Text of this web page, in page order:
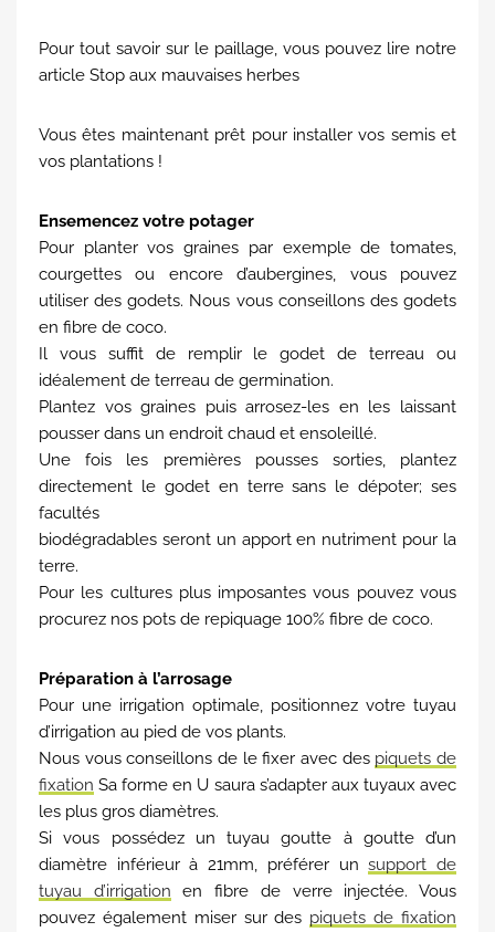
Pour tout savoir sur le paillage, vous pouvez lire notre
article Stop aux mauvaises herbes
Vous êtes maintenant prêt pour installer vos semis et
vos plantations !
Ensemencez votre potager
Pour planter vos graines par exemple de tomates,
courgettes ou encore d’aubergines, vous pouvez
utiliser des godets. Nous vous conseillons des godets
en fibre de coco.
Il vous suffit de remplir le godet de terreau ou
idéalement de terreau de germination.
Plantez vos graines puis arrosez-les en les laissant
pousser dans un endroit chaud et ensoleillé.
Une fois les premières pousses sorties, plantez
directement le godet en terre sans le dépoter; ses
facultés
biodégradables seront un apport en nutriment pour la
terre.
Pour les cultures plus imposantes vous pouvez vous
procurez nos pots de repiquage 100% fibre de coco.
Préparation à l’arrosage
Pour une irrigation optimale, positionnez votre tuyau
d’irrigation au pied de vos plants.
Nous vous conseillons de le fixer avec des piquets de
fixation Sa forme en U saura s’adapter aux tuyaux avec
les plus gros diamètres.
Si vous possédez un tuyau goutte à goutte d’un
diamètre inférieur à 21mm, préférer unsupport de
tuyau d’irrigation en fibre de verre injectée. Vous
pouvez également miser sur des piquets de fixation